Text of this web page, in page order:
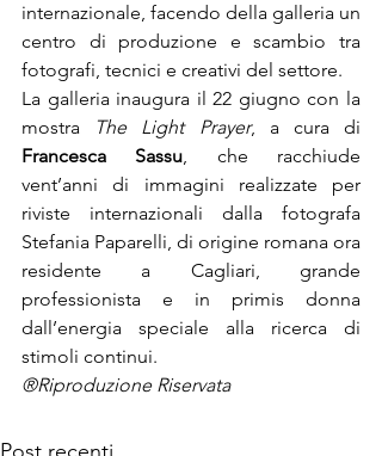
internazionale, facendo della galleria un
centro di produzione e scambio tra
fotografi, tecnici e creativi del settore.
La galleria inaugura il 22 giugno con la
mostra
The Light Prayer
Francesca Sassu, che racchiude
vent’anni di immagini realizzate per
riviste internazionali dalla fotografa
Stefania Paparelli, di origine romana ora
residente a Cagliari, grande
professionista e in primis donna
dall’energia speciale alla ricerca di
stimoli continui.
®Riproduzione Riservata